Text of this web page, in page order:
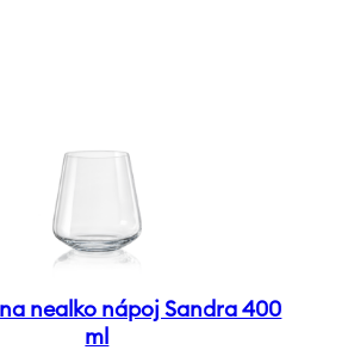
nealko nápoj Sandra 400
ml